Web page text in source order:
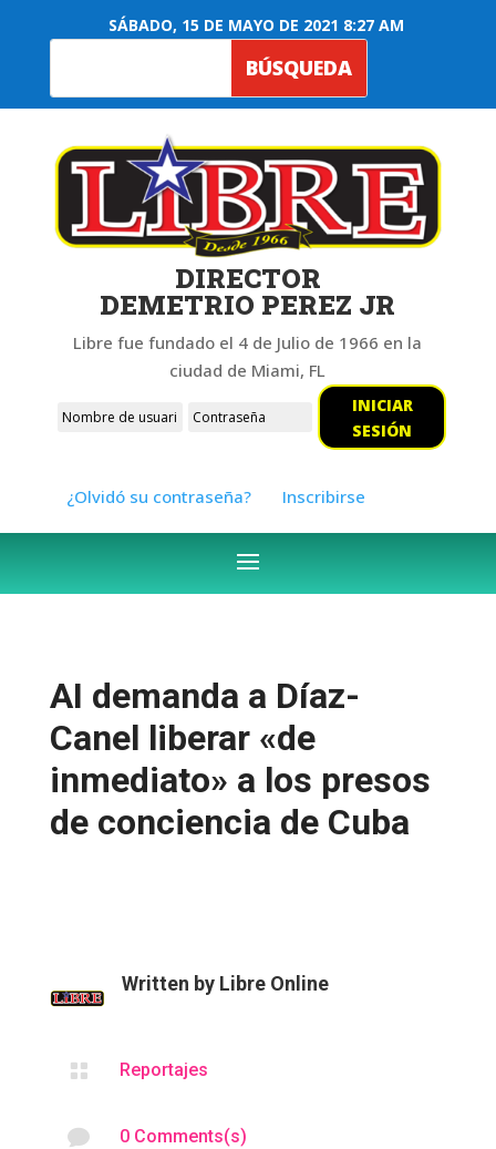
SÁBADO, 15 DE MAYO DE 2021 8:27 AM
DIRECTOR
DEMETRIO PEREZ JR
Libre fue fundado el 4 de Julio de 1966 en la
ciudad de Miami, FL
INICIAR
SESIÓN
¿Olvidó su contraseña? Inscribirse
AI demanda a Díaz-
Canel liberar «de
inmediato» a los presos
de conciencia de Cuba
Written by Libre Online
 Reportajes
 0 Comments(s)